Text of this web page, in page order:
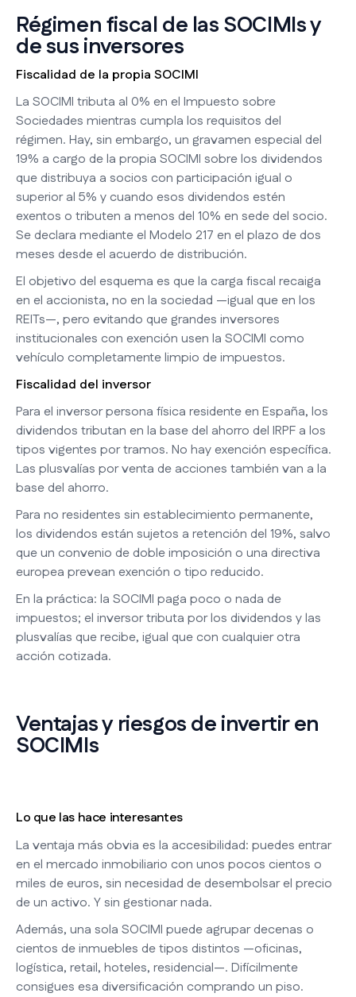
Régimen fiscal de las SOCIMIs y
de sus inversores
Fiscalidad de la propia SOCIMI
La SOCIMI tributa al 0% en el Impuesto sobre
Sociedades mientras cumpla los requisitos del
régimen. Hay, sin embargo, un gravamen especial del
19% a cargo de la propia SOCIMI sobre los dividendos
que distribuya a socios con participación igual o
superior al 5% y cuando esos dividendos estén
exentos o tributen a menos del 10% en sede del socio.
Se declara mediante el Modelo 217 en el plazo de dos
meses desde el acuerdo de distribución.
El objetivo del esquema es que la carga fiscal recaiga
en el accionista, no en la sociedad —igual que en los
REITs—, pero evitando que grandes inversores
institucionales con exención usen la SOCIMI como
vehículo completamente limpio de impuestos.
Fiscalidad del inversor
Para el inversor persona física residente en España, los
dividendos tributan en la base del ahorro del IRPF a los
tipos vigentes por tramos. No hay exención específica.
Las plusvalías por venta de acciones también van a la
base del ahorro.
Para no residentes sin establecimiento permanente,
los dividendos están sujetos a retención del 19%, salvo
que un convenio de doble imposición o una directiva
europea prevean exención o tipo reducido.
En la práctica: la SOCIMI paga poco o nada de
impuestos; el inversor tributa por los dividendos y las
plusvalías que recibe, igual que con cualquier otra
acción cotizada.
Ventajas y riesgos de invertir en
SOCIMIs
Lo que las hace interesantes
La ventaja más obvia es la accesibilidad: puedes entrar
en el mercado inmobiliario con unos pocos cientos o
miles de euros, sin necesidad de desembolsar el precio
de un activo. Y sin gestionar nada.
Además, una sola SOCIMI puede agrupar decenas o
cientos de inmuebles de tipos distintos —oficinas,
logística, retail, hoteles, residencial—. Difícilmente
consigues esa diversificación comprando un piso.